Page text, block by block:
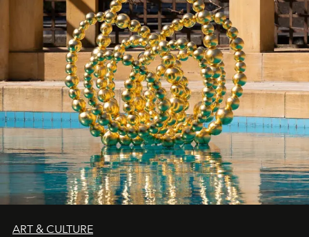
ART & CULTURE